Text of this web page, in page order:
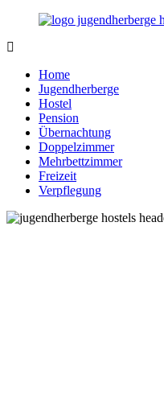
Zurück
Inhalt
Hostels.de
junge
jung
gebliebene
Menschen
Home
Jugendherberge
Hostel
Pension
Übernachtung
Doppelzimmer
Mehrbettzimmer
Freizeit
Verpflegung